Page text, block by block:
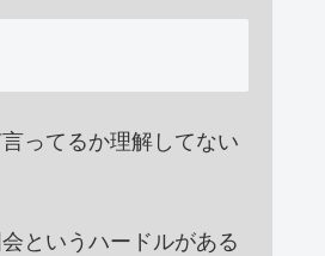
ってるか理解してない
というハードルがある